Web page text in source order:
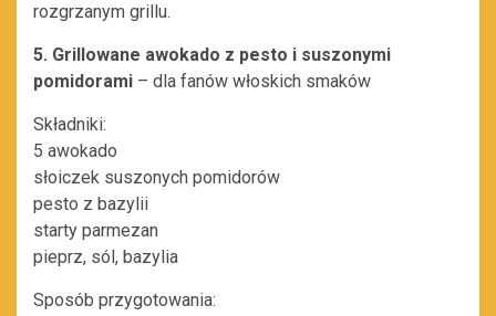
rozgrzanym grillu.
5. Grillowane awokado z pesto i suszonymi
pomidorami – dla fanów włoskich smaków
Składniki:
5 awokado
słoiczek suszonych pomidorów
pesto z bazylii
starty parmezan
pieprz, sól, bazylia
Sposób przygotowania: